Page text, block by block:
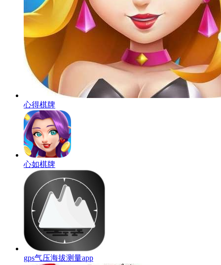
心得棋牌
心如棋牌
gps气压海拔测量app